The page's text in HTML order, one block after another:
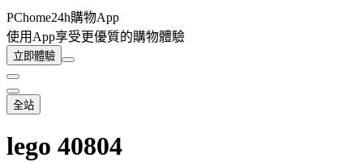
PChome24h購物App
使用App享受更優質的購物體驗
立即體驗
全站
lego 40804